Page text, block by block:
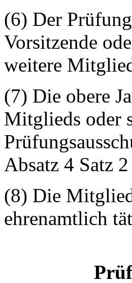
(6) Der
Vorsitzende
weitere
(7) Die obere
Mitglieds oder
Absatz 4 Satz
(8) Die
ehrenamtlich